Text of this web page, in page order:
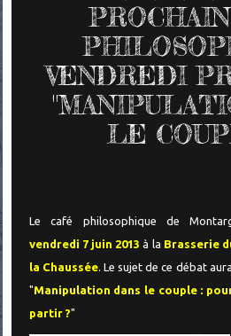
VENDREDI
LE
Le café philosophique de
vendredi 7 juin 2013 à la Brasserie
la Chaussée. Le sujet de ce débat
"Manipulation dans le couple :
partir ?"